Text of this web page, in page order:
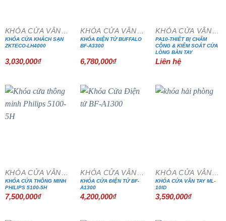
KHÓA CỬA KHÁCH SẠN
ZKTECO-LH4000
3,030,000₫
KHÓA ĐIỆN TỬ BUFFALO
BF-A3300
6,780,000₫
PA10-THIẾT BỊ CHẤM
CÔNG & KIỂM SOÁT CỬA
LÒNG BÀN TAY
Liên hệ
KHÓA CỬA THÔNG MINH
PHILIPS 5100-5H
7,500,000₫
KHÓA CỬA ĐIỆN TỬ BF-
A1300
4,200,000₫
KHÓA CỬA VÂN TAY ML-
10ID
3,590,000₫